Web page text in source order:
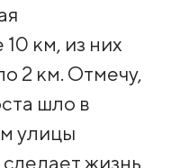
км, из них
2 км. Отмечу,
шло в
улицы
жизнь